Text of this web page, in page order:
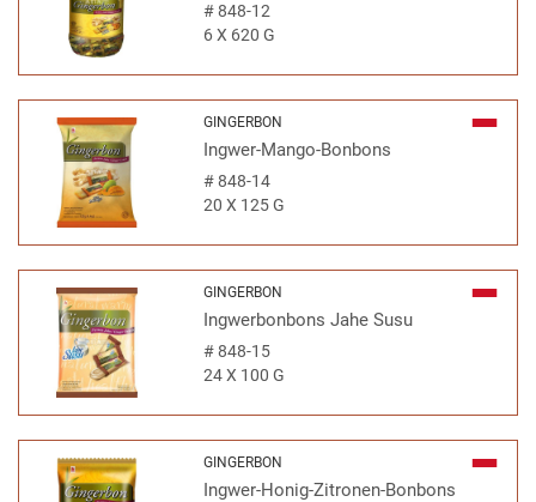
#848-12
6 X 620 G
GINGERBON
Ingwer-Mango-Bonbons
#848-14
20 X 125 G
GINGERBON
Ingwerbonbons Jahe Susu
#848-15
24 X 100 G
GINGERBON
Ingwer-Honig-Zitronen-Bonbons